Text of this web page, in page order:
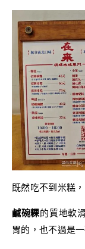
既然吃不到米糕
鹹碗粿的質地軟
胃的，也不過是